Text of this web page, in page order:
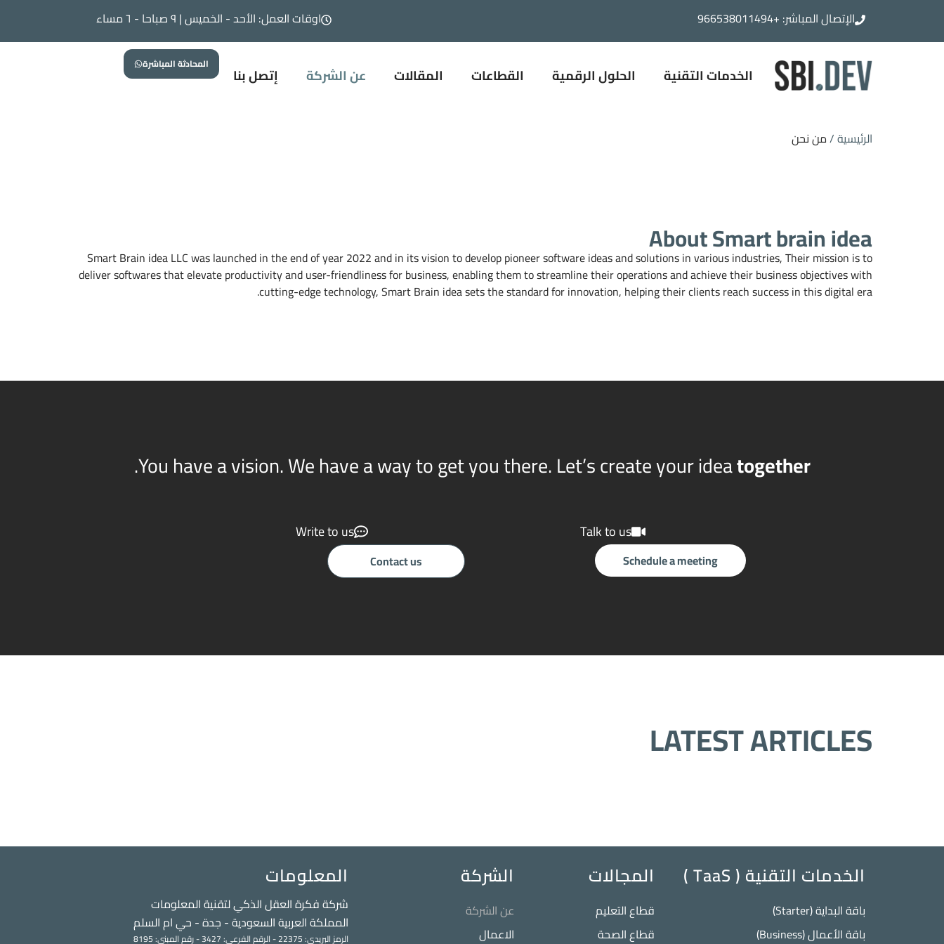
الإتصال المباشر: +966538011494 اوقات العمل: الأحد - الخميس | ٩ صباحا - ٦ مساء
الخدمات التقنية الحلول الرقمية القطاعات المقالات عن الشركة إتصل بنا المحادثة المباشرة
اطلب استشارة عن الشركة إتصل بنا
الرئيسية /من نحن
About Smart brain idea
Smart Brain idea LLC was launched in the end of year 2022 and in its vision to develop pioneer software ideas and solutions in various industries, Their mission is to
deliver softwares that elevate productivity and user-friendliness for business, enabling them to streamline their operations and achieve their business objectives with
cutting-edge technology, Smart Brain idea sets the standard for innovation, helping their clients reach success in this digital era.
You have a vision. We have a way to get you there. Let’s create your ideatogether
.
Talk to us
Schedule a meeting
Write to us
Contact us
LATEST ARTICLES
الخدمات التقنية ( TaaS )
باقة البداية (Starter)
باقة الأعمال (Business)
المجالات
قطاع التعليم
قطاع الصحة
الشركة
عن الشركة
الاعمال
المعلومات
شركة فكرة العقل الذكي لتقنية المعلومات
المملكة العربية السعودية - جدة - حي ام السلم
الرمز البريدي: 22375 - الرقم الفرعي: 3427 - رقم المبني: 8195